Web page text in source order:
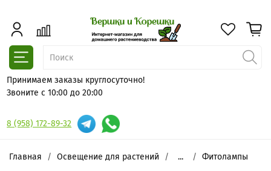
Принимаем заказы круглосуточно!
Звоните с 10:00 до 20:00
8 (958) 172-89-32
Главная Освещение для растений ... Фитолампы